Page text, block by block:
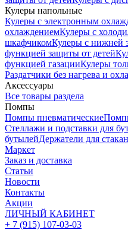
Кулеры напольные
Кулеры с электронным
охлаждениемКулеры с
шкафчикомКулеры с нижней
функцией защиты от детей
функцией газацииКулеры
Раздатчики без нагрева и
Аксессуары
Все товары раздела
Помпы
Помпы пневматические
Стеллажи и подставки для
бутылейДержатели для
Маркет
Заказ и доставка
Статьи
Новости
Контакты
Акции
ЛИЧНЫЙ КАБИНЕТ
+ 7 (915) 107-03-03